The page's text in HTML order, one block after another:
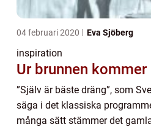
04 februari 2020 Eva Sjöberg
inspiration
Ur brunnen
”Själv är bäste dräng”, som
säga i det klassiska
många sätt stämmer det